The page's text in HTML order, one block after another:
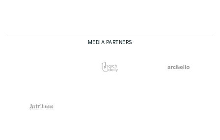
MEDIA PARTNERS